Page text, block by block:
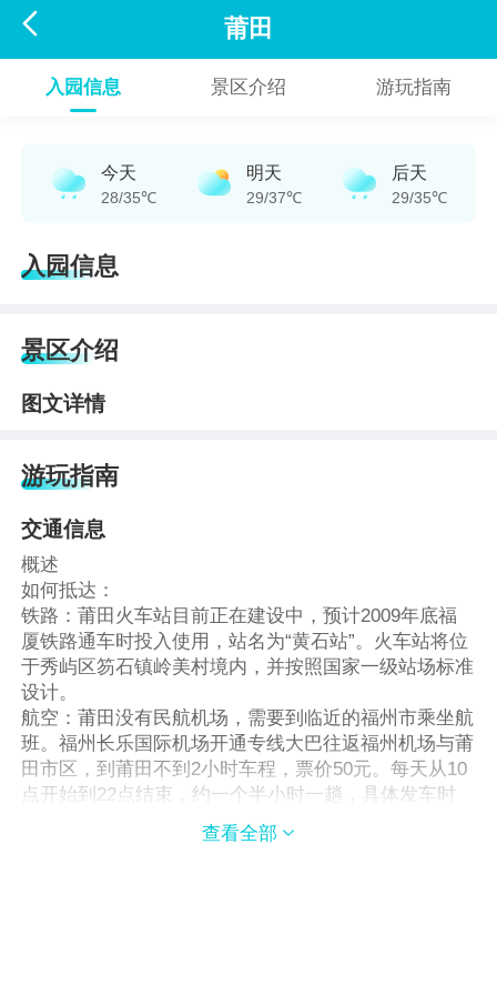
 莆田
入园信息 景区介绍 游玩指南
今天
28/35℃
明天
29/37℃
后天
29/35℃
入园信息
景区介绍
图文详情
游玩指南
交通信息
概述
如何抵达：
铁路：莆田火车站目前正在建设中，预计2009年底福
厦铁路通车时投入使用，站名为“黄石站”。火车站将位
于秀屿区笏石镇岭美村境内，并按照国家一级站场标准
设计。
航空：莆田没有民航机场，需要到临近的福州市乘坐航
班。福州长乐国际机场开通专线大巴往返福州机场与莆
田市区，到莆田不到2小时车程，票价50元。每天从10
点开始到22点结束，约一个半小时一趟，具体发车时
间：10:00、11:30、12:30、15:30、17:00、18:30、
查看全部 